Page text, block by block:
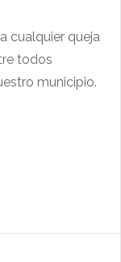
cualquier queja
todos
municipio.